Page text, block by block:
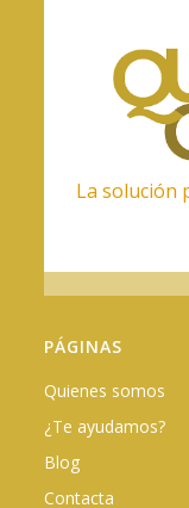
La solución
PÁGINAS
Quienes somos
¿Te ayudamos?
Blog
Contacta